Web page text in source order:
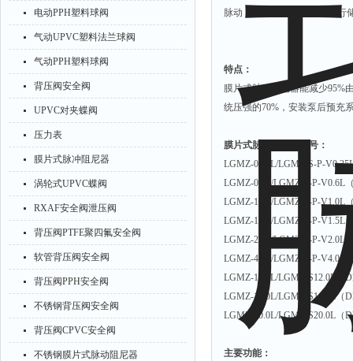
电动PPH塑料球阀
气动UPVC塑料法兰球阀
气动PPH塑料球阀
背压阀安全阀
UPVC对夹蝶阀
压力表
膜片式脉冲阻尼器
涡轮式UPVC蝶阀
RXAF安全阀泄压阀
背压阀PTFE聚四氟安全阀
软管背压阀安全阀
背压阀PPH安全阀
不锈钢背压阀安全阀
背压阀CPVC安全阀
不锈钢膜片式脉动阻尼器
脉动，对受压液体的能量进行
特点：
膜片式脉动阻尼器能减少95%
统压强的70%，安装泵后预充
膜片式脉动阻尼器型号：
LGMZ-0.35L/LGMZ-S-P-
LGMZ-0.6L/LGMZ-S-P-V0.6L
LGMZ-1.0L/LGMZ-S-P-V1.0L
LGMZ-1.5L/LGMZ-S-P-V1.5L
LGMZ-2.0L/LGMZ-S-P-V2.0L
LGMZ-4.0L/LGMZ-S-P-V4.0L
LGMZ-12.0L/LGMZ-S12.0L（
LGMZ-16.0L/LGMZ-S16.0L（
LGMZ-20.0L/LGMZ-S20.0L（
主要功能：